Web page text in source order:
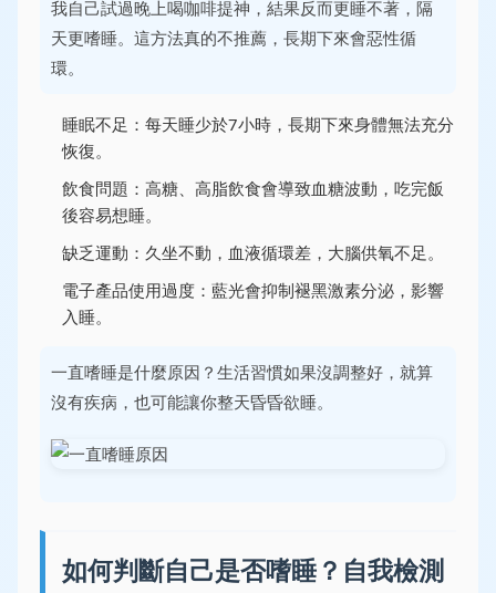
我自己試過晚上喝咖啡提神，結果反而更睡不著，隔
天更嗜睡。這方法真的不推薦，長期下來會惡性循
環。
睡眠不足：每天睡少於7小時，長期下來身體無法充分
恢復。
飲食問題：高糖、高脂飲食會導致血糖波動，吃完飯
後容易想睡。
缺乏運動：久坐不動，血液循環差，大腦供氧不足。
電子產品使用過度：藍光會抑制褪黑激素分泌，影響
入睡。
一直嗜睡是什麼原因？生活習慣如果沒調整好，就算
沒有疾病，也可能讓你整天昏昏欲睡。
如何判斷自己是否嗜睡？自我檢測